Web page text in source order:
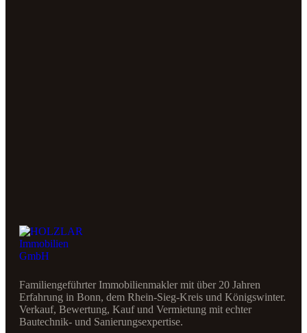
Familiengeführter Immobilienmakler mit über 20 Jahren
Erfahrung in Bonn, dem Rhein-Sieg-Kreis und Königswinter.
Verkauf, Bewertung, Kauf und Vermietung mit echter
Bautechnik- und Sanierungsexpertise.